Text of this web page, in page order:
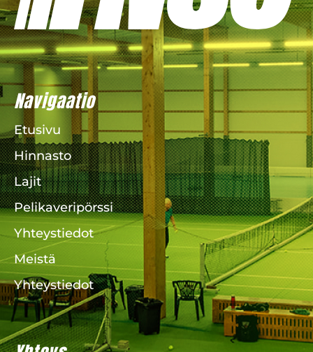
Navigaatio
Etusivu
Hinnasto
Lajit
Pelikaveripörssi
Yhteystiedot
Meistä
Yhteystiedot